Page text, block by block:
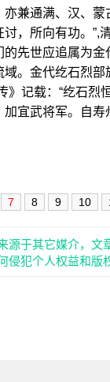
兼通满、汉、
，所向有功。”,
先世应追属为
。金代纥石烈
记载：“纥石烈
宜武将军。自
7 8 9 10
源于其它媒介，文
侵犯个人权益和版